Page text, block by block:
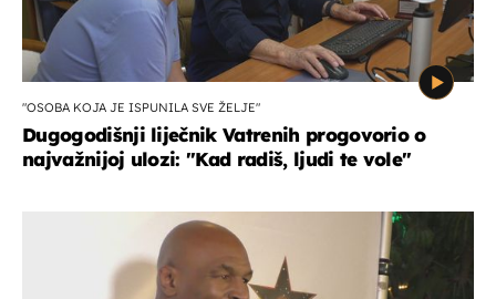
"OSOBA KOJA JE ISPUNILA SVE ŽELJE"
Dugogodišnji liječnik Vatrenih progovorio o
najvažnijoj ulozi: "Kad radiš, ljudi te vole"